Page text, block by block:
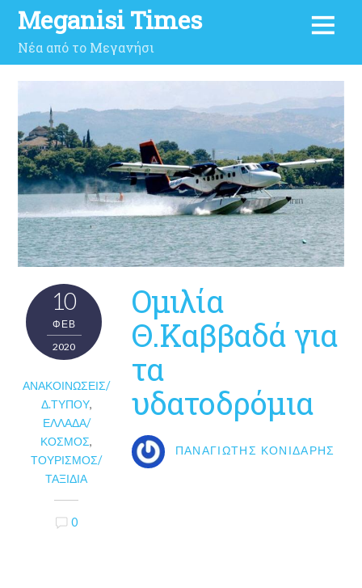
Meganisi Times
Νέα από το Μεγανήσι
10
ΦΕΒ
2020
ΑΝΑΚΟΙΝΏΣΕΙΣ/
Δ.ΤΎΠΟΥ,
ΕΛΛΆΔΑ/
ΚΌΣΜΟΣ,
ΤΟΥΡΙΣΜΌΣ/
ΤΑΞΊΔΙΑ
0
Ομιλία
Θ.Καββαδά για
τα
υδατοδρόμια
ΠΑΝΑΓΙΏΤΗΣ ΚΟΝΙΔΆΡΗΣ